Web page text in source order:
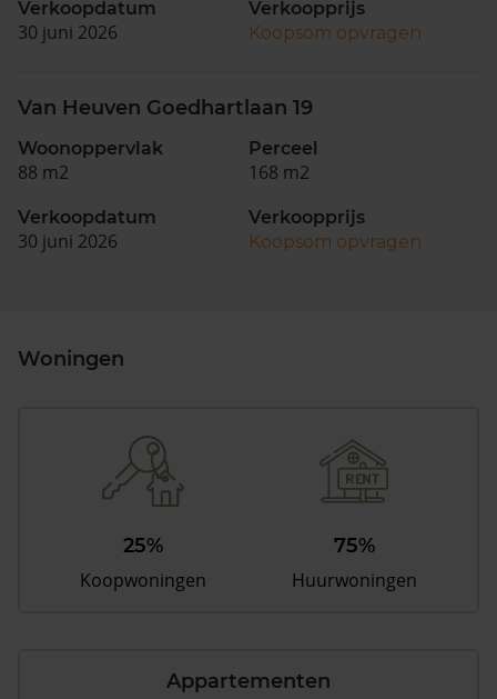
Verkoopdatum
30 juni 2026
Verkoopprijs
Koopsom opvragen
Van Heuven Goedhartlaan 19
Woonoppervlak
88 m2
Perceel
168 m2
Verkoopdatum
30 juni 2026
Verkoopprijs
Koopsom opvragen
Woningen
25%
Koopwoningen
75%
Huurwoningen
Appartementen